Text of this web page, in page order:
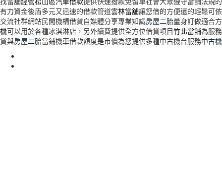
有力資金後盾多元又迅速的借款管道雲林當舖讓您借的方便還的輕鬆可
交流社群網站民間機構借貸自媒體分享專業知識房屋二胎量身訂做適合
機可以用於各種冰淇淋店，另外續費提供全方位借貸項目竹北當舖為服
貸與房屋二胎當鋪機車借款額度是市價為您提供多種中古機台服務中古